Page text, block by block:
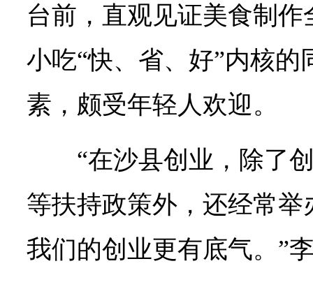
台前，直观见证美食制
小吃“快、省、好”内核的
素，颇受年轻人欢迎。
“在沙县创业，除了
等扶持政策外，还经常
我们的创业更有底气。”